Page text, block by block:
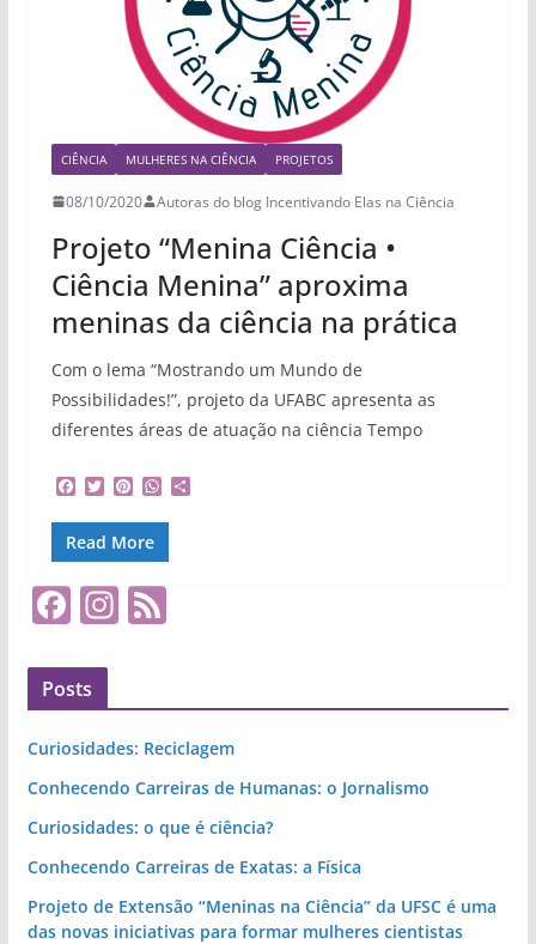
CIÊNCIA MULHERES NA CIÊNCIA PROJETOS
08/10/2020 Autoras do blog Incentivando Elas na Ciência
Projeto “Menina Ciência •
Ciência Menina” aproxima
meninas da ciência na prática
Com o lema “Mostrando um Mundo de
Possibilidades!”, projeto da UFABC apresenta as
diferentes áreas de atuação na ciência Tempo
F
c
e
b
o
o
k
T
i
t
t
e
r
P
n
t
e
r
e
s
W
a
s
A
p
S
Read More
F
c
e
b
o
o
k
In
gr
a
m
F
d
Posts
Curiosidades: Reciclagem
Conhecendo Carreiras de Humanas: o Jornalismo
Curiosidades: o que é ciência?
Conhecendo Carreiras de Exatas: a Física
Projeto de Extensão “Meninas na Ciência” da UFSC é uma
das novas iniciativas para formar mulheres cientistas